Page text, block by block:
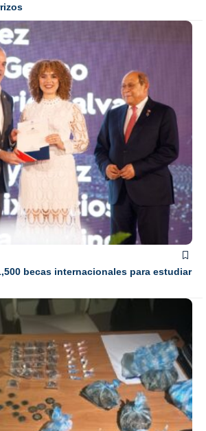
becas internacionales para estudiar